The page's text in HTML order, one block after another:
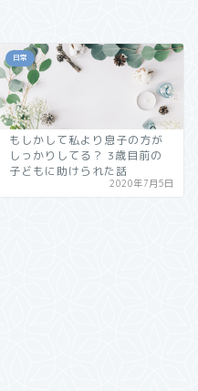
日常
もしかして私より息子の方が
しっかりしてる？ 3歳目前の
子どもに助けられた話
2020年7月5日